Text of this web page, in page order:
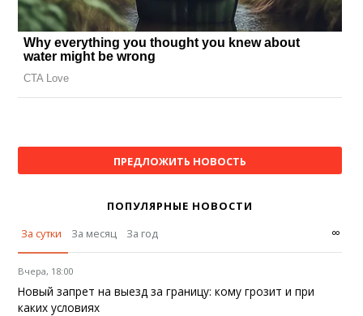
ПРЕДЛОЖИТЬ НОВОСТЬ
ПОПУЛЯРНЫЕ НОВОСТИ
За сутки
За месяц За год ∞
Вчера, 18:00
Новый запрет на выезд за границу: кому грозит и при
каких условиях